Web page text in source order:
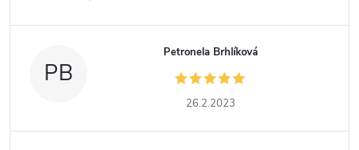
PB
Petronela Brhlíková
26.2.2023